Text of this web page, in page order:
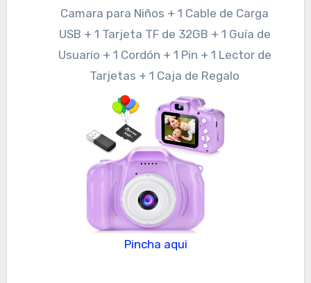
Camara para Niños + 1 Cable de Carga
USB + 1 Tarjeta TF de 32GB + 1 Guía de
Usuario + 1 Cordón + 1 Pin + 1 Lector de
Tarjetas + 1 Caja de Regalo
Pincha aqui